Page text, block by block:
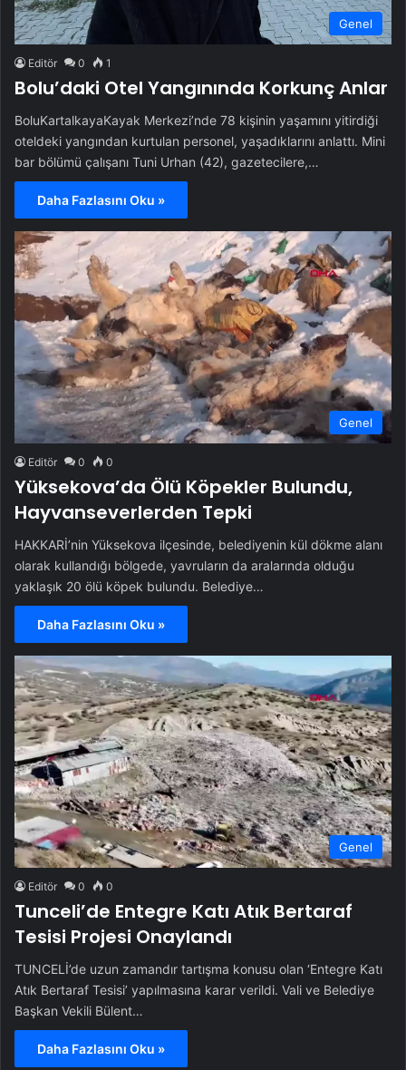
Genel
Editör 0 1
Bolu’daki Otel Yangınında Korkunç Anlar
BoluKartalkayaKayak Merkezi’nde 78 kişinin yaşamını yitirdiği
oteldeki yangından kurtulan personel, yaşadıklarını anlattı. Mini
bar bölümü çalışanı Tuni Urhan (42), gazetecilere,…
Daha Fazlasını Oku »
Genel
Editör 0 0
Yüksekova’da Ölü Köpekler Bulundu,
Hayvanseverlerden Tepki
HAKKARİ’nin Yüksekova ilçesinde, belediyenin kül dökme alanı
olarak kullandığı bölgede, yavruların da aralarında olduğu
yaklaşık 20 ölü köpek bulundu. Belediye…
Daha Fazlasını Oku »
Genel
Editör 0 0
Tunceli’de Entegre Katı Atık Bertaraf
Tesisi Projesi Onaylandı
TUNCELİ’de uzun zamandır tartışma konusu olan ‘Entegre Katı
Atık Bertaraf Tesisi’ yapılmasına karar verildi. Vali ve Belediye
Başkan Vekili Bülent…
Daha Fazlasını Oku »